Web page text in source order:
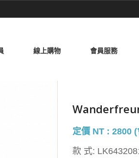
線上購物 會員服務
定價 NT : 2800
款 式: